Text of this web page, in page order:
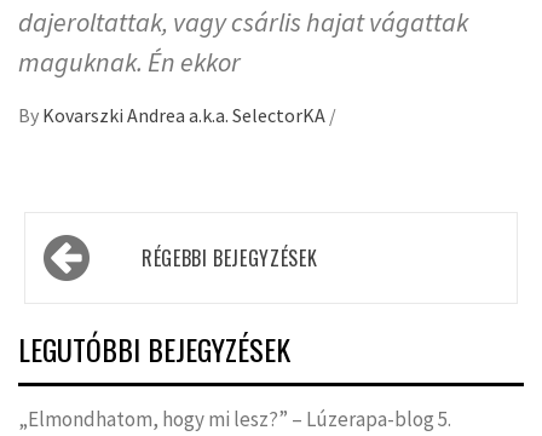
dajeroltattak, vagy csárlis hajat vágattak
maguknak. Én ekkor
By Kovarszki Andrea a.k.a. SelectorKA /
Bejegyzés
navigációRÉGEBBI BEJEGYZÉSEK
LEGUTÓBBI BEJEGYZÉSEK
„Elmondhatom, hogy mi lesz?” – Lúzerapa-blog 5.